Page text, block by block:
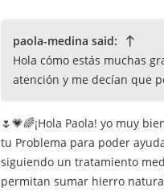
paola-medina said:
Hola cómo estás muchas
atención y me decían que
🌷💗🌈¡Hola Paola! yo muy
tu Problema para poder
siguiendo un tratamiento
permitan sumar hierro